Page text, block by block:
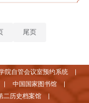
尾页
院自管会议室预约系统
中国国家图书馆
二历史档案馆